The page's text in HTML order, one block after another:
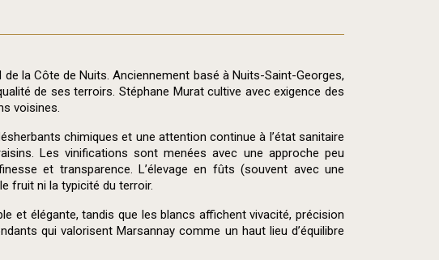
la Côte de Nuits. Anciennement basé à Nuits-Saint-Georges,
de ses terroirs. Stéphane Murat cultive avec exigence des
voisines.
chimiques et une attention continue à l’état sanitaire
Les vinifications sont menées avec une approche peu
et transparence. L’élevage en fûts (souvent avec une
fruit ni la typicité du terroir.
et élégante, tandis que les blancs affichent vivacité, précision
qui valorisent Marsannay comme un haut lieu d’équilibre